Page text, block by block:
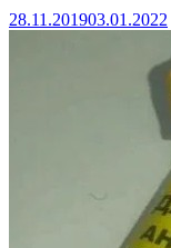
28.11.201903.01.2022